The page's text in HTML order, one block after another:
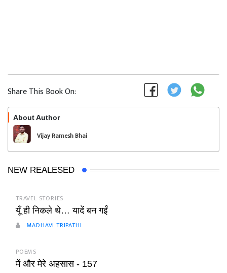
Share This Book On:
About Author
Vijay Ramesh Bhai
Vaghani
NEW REALESED
TRAVEL STORIES
यूँ ही निकले थे… यादें बन गईं
MADHAVI TRIPATHI
POEMS
में और मेरे अहसास - 157